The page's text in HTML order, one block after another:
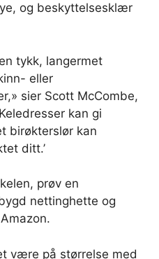
og beskyttelsesklær
tykk, langermet
eller
sier Scott McCombe,
kan gi
birøkterslør kan
ditt.’
prøv en
nettinghette og
være på størrelse med